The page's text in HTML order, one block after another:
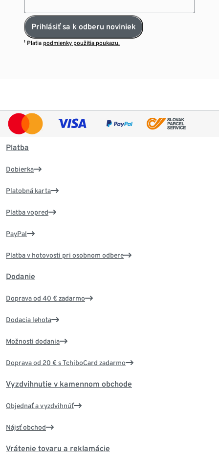
Prihlásiť sa k odberu noviniek
¹ Platia podmienky použitia poukazu.
Platba
Dobierka
Platobná karta
Platba vopred
PayPal
Platba v hotovosti pri osobnom odbere
Dodanie
Doprava od 40 € zadarmo
Dodacia lehota
Možnosti dodania
Doprava od 20 € s TchiboCard zadarmo
Vyzdvihnutie v kamennom obchode
Objednať a vyzdvihnúť
Nájsť obchod
Vrátenie tovaru a reklamácie